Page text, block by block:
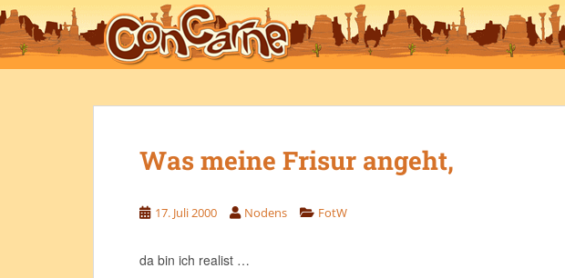
S
k
i
p
Was meine Frisur angeht,
17. Juli 2000 Nodens FotW
da bin ich realist …